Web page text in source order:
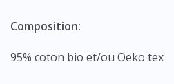
Composition:
95% coton bio et/ou Oeko tex